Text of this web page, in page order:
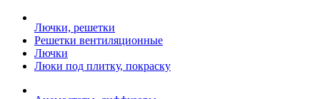
Лючки, решетки
Решетки вентиляционные
Лючки
Люки под плитку, покраску